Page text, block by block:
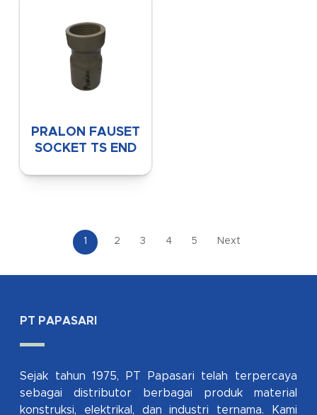
PRALON FAUSET
SOCKET TS END
1 2 3 4 5 Next
PT PAPASARI
Sejak tahun 1975, PT Papasari telah terpercaya
sebagai distributor berbagai produk material
konstruksi, elektrikal, dan industri ternama. Kami